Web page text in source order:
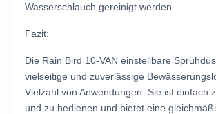
Wasserschlauch gereinigt werden.
Fazit:
Die Rain Bird 10-VAN einstellbare
vielseitige und zuverlässige
Vielzahl von Anwendungen. Sie ist einfach
und zu bedienen und bietet eine